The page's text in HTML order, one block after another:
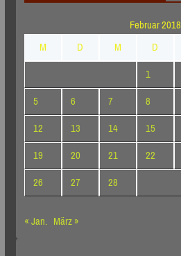
Februar 2018
M
D M D
1
5
6 7 8
12
13 14 15
19
20 21 22
26
27
28
« Jan. März »